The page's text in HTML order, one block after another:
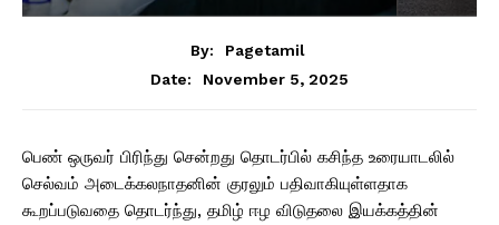
By:
Pagetamil
Date:
November 5, 2025
பெண் ஒருவர் பிரிந்து சென்றது தொடர்பில் கசிந்த உரையாடலில்
செல்வம் அடைக்கலநாதனின் குரலும் பதிவாகியுள்ளதாக
கூறப்படுவதை தொடர்ந்து, தமிழ் ஈழ விடுதலை இயக்கத்தின்